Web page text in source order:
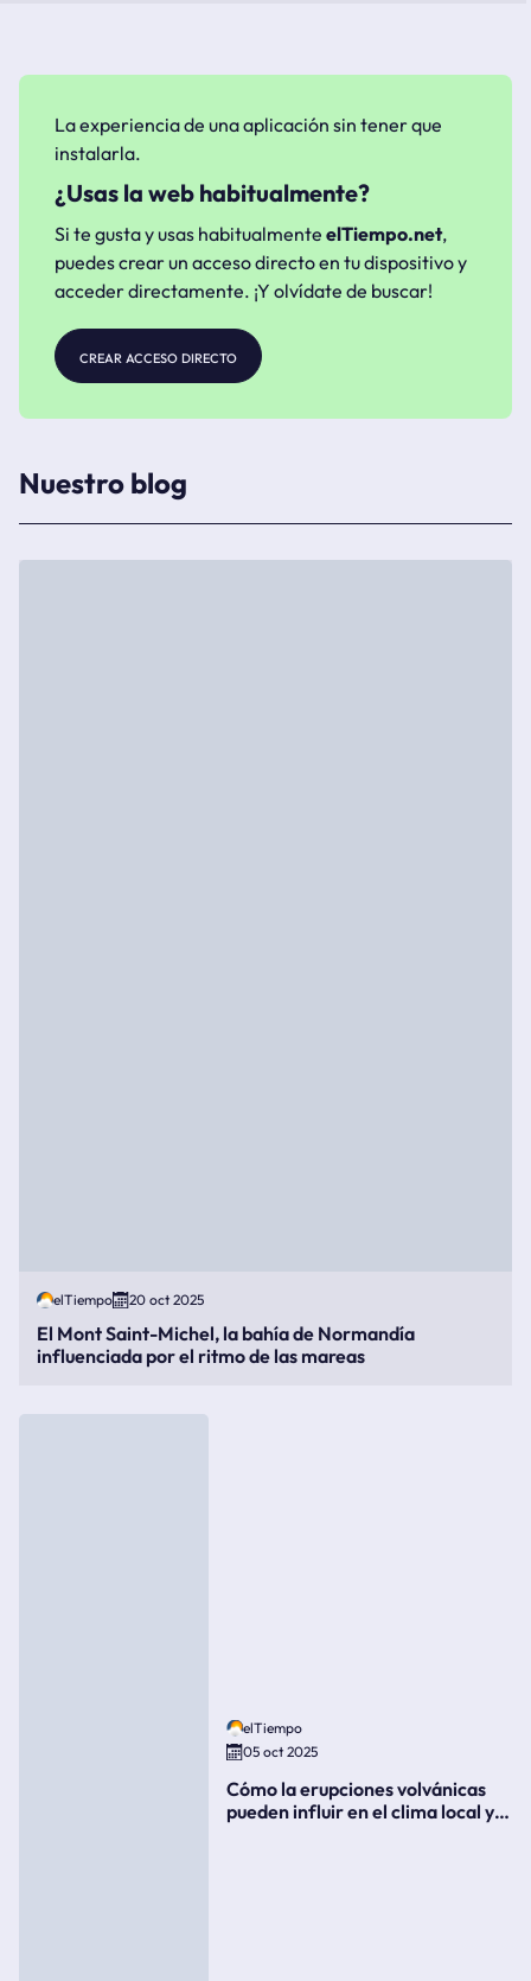
La experiencia de una aplicación sin tener que
instalarla.
¿Usas la web habitualmente?
Si te gusta y usas habitualmente elTiempo.net,
puedes crear un acceso directo en tu dispositivo y
acceder directamente. ¡Y olvídate de buscar!
crear acceso directo
Nuestro blog
elTiempo 20 oct 2025
El Mont Saint-Michel, la bahía de Normandía
influenciada por el ritmo de las mareas
elTiempo
05 oct 2025
Cómo la erupciones volvánicas
pueden influir en el clima local y